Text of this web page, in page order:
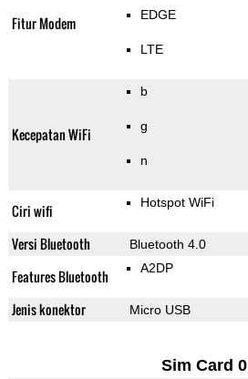
Fitur Modem EDGE
LTE
Kecepatan WiFi
b
g
n
Ciri wifi Hotspot WiFi
Versi Bluetooth Bluetooth 4.0
Features Bluetooth A2DP
Jenis konektor Micro USB
Sim Card 0